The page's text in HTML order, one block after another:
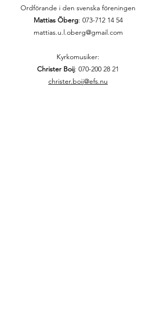
Ordförande i den svenska föreningen
Mattias Öberg: 073-712 14 54
mattias.u.l.oberg@gmail.com
Kyrkomusiker:
Christer Boij: 070-200 28 21
christer.boij@efs.nu